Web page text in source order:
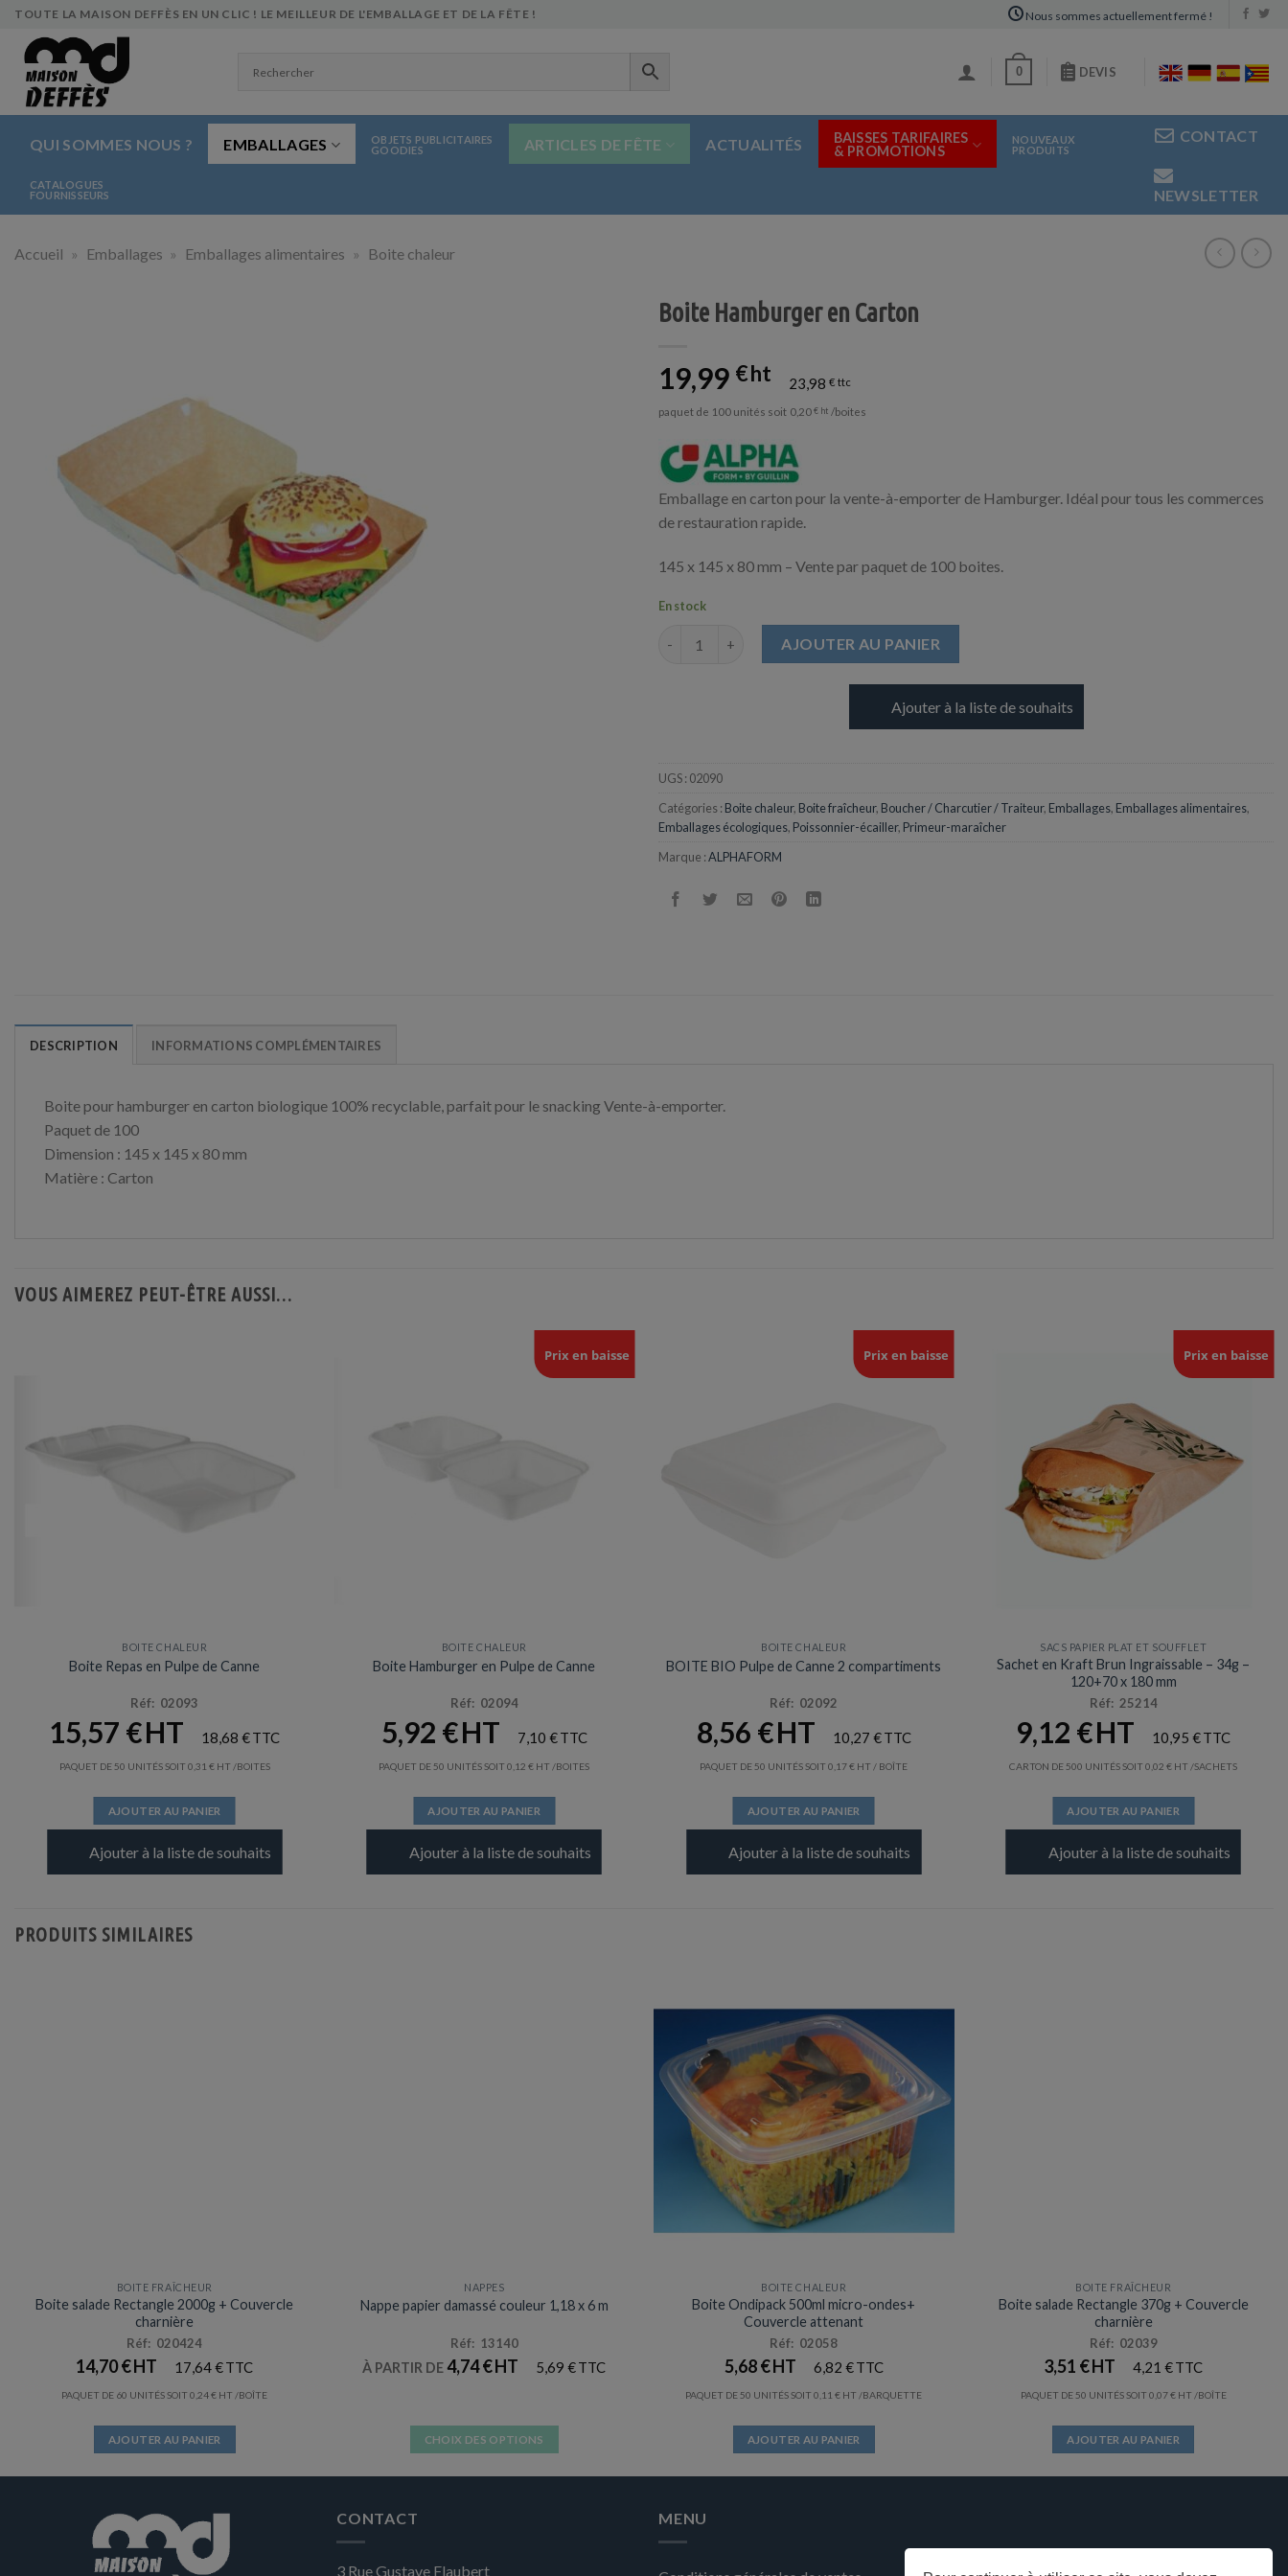
Skip
content
TOUTE LA MAISON DEFFÈS EN UN CLIC ! LE MEILLEUR DE L'EMBALLAGE ET DE LA FÊTE ! Nous sommes actuellement fermé !
0 DEVIS
QUI SOMMES NOUS ? EMBALLAGES
OBJETS PUBLICITAIRES
GOODIES
ARTICLES DE FÊTE ACTUALITÉS
BAISSES TARIFAIRES
& PROMOTIONS
NOUVEAUX
PRODUITS
CATALOGUES
FOURNISSEURS
CONTACT
NEWSLETTER
Accueil » Emballages » Emballages alimentaires » Boite chaleur
Boite Hamburger en Carton
19,99 € 23,98 €
paquet de 100 unités soit 0,20€ /boites
Emballage en carton pour la vente-à-emporter de Hamburger. Idéal pour tous les commerces
de restauration rapide.
145 x 145 x 80 mm – Vente par paquet de 100 boites.
En stock
AJOUTER AU PANIER
Ajouter à la liste de souhaits
UGS : 02090
Catégories : Boite chaleur, Boite fraîcheur, Boucher / Charcutier / Traiteur, Emballages, Emballages alimentaires,
Emballages écologiques, Poissonnier-écailler, Primeur-maraîcher
Marque :ALPHAFORM
DESCRIPTION INFORMATIONS COMPLÉMENTAIRES
Boite pour hamburger en carton biologique 100% recyclable, parfait pour le snacking Vente-à-emporter.
Paquet de 100
Dimension : 145 x 145 x 80 mm
Matière : Carton
VOUS AIMEREZ PEUT-ÊTRE AUSSI…
BOITE CHALEUR
Boite Repas en Pulpe de Canne
Réf: 02093
15,57 € 18,68€
PAQUET DE 50 UNITÉS SOIT 0,31 € /BOITES
AJOUTER AU PANIER
Ajouter à la liste de souhaits
Prix en baisse
BOITE CHALEUR
Boite Hamburger en Pulpe de Canne
Réf: 02094
5,92 € 7,10 €
PAQUET DE 50 UNITÉS SOIT 0,12€ /BOITES
AJOUTER AU PANIER
Ajouter à la liste de souhaits
Prix en baisse
BOITE CHALEUR
BOITE BIO Pulpe de Canne 2 compartiments
Réf: 02092
8,56 € 10,27 €
PAQUET DE 50 UNITÉS SOIT 0,17€ / BOÎTE
AJOUTER AU PANIER
Ajouter à la liste de souhaits
Prix en baisse
SACS PAPIER PLAT ET SOUFFLET
Sachet en Kraft Brun Ingraissable – 34g –
120+70 x 180 mm
Réf: 25214
9,12 € 10,95€
CARTON DE 500 UNITÉS SOIT 0,02€ /SACHETS
AJOUTER AU PANIER
Ajouter à la liste de souhaits
PRODUITS SIMILAIRES
Prix en baisse
BOITE FRAÎCHEUR
Boite salade Rectangle 2000g + Couvercle
charnière
Réf: 020424
14,70€ 17,64€
PAQUET DE 60 UNITÉS SOIT 0,24€ /BOÎTE
AJOUTER AU PANIER
NAPPES
Nappe papier damassé couleur 1,18 x 6 m
Réf: 13140
À PARTIR DE4,74€ 5,69€
CHOIX DES OPTIONS
BOITE CHALEUR
Boite Ondipack 500ml micro-ondes+
Couvercle attenant
Réf: 02058
5,68€ 6,82 €
PAQUET DE 50 UNITÉS SOIT 0,11€ /BARQUETTE
AJOUTER AU PANIER
Prix en baisse
BOITE FRAÎCHEUR
Boite salade Rectangle 370g + Couvercle
charnière
Réf: 02039
3,51 € 4,21€
PAQUET DE 50 UNITÉS SOIT 0,07€ /BOÎTE
AJOUTER AU PANIER
CONTACT
3 Rue Gustave Flaubert
MENU